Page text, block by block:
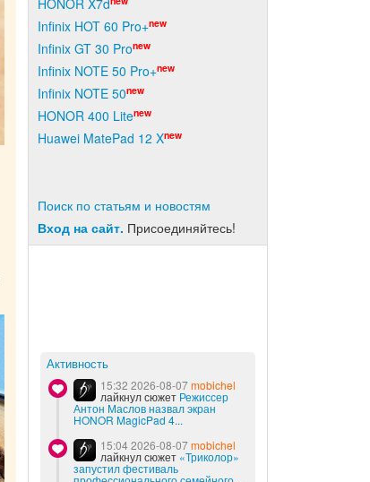
HONOR X7d
Infinix HOT 60 Pro+new
Infinix GT 30 Pronew
Infinix NOTE 50 Pro+new
Infinix NOTE 50new
HONOR 400 Litenew
Huawei MatePad 12 Xnew
Поиск по статьям и новостям
Вход на сайт. Присоединяйтесь!
Активность
15:32 2026-08-07mobichel
лайкнул сюжет Режиссер
Антон Маслов назвал экран
HONOR MagicPad 4...
15:04 2026-08-07mobichel
лайкнул сюжет «Триколор»
запустил фестиваль